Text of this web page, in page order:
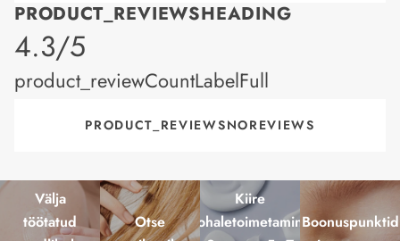
PRODUCT_REVIEWSHEADING
product_rating
4.3/5
product_reviewCountLabelFull
PRODUCT_REVIEWSNOREVIEWS
Välja
töötatud
Otse
Kiire
kohaletoimetamineBoonuspunktid